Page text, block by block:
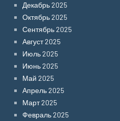
Декабрь 2025
Октябрь 2025
Сентябрь 2025
Август 2025
Июль 2025
Июнь 2025
Май 2025
Апрель 2025
Март 2025
Февраль 2025